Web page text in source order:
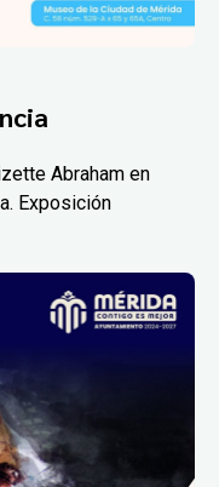
Abraham en
Exposición